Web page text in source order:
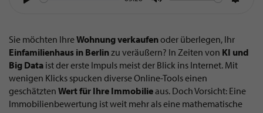
Sie möchten IhreWohnung verkaufenoder überlegen, Ihr
Einfamilienhaus in Berlinzu veräußern? In Zeiten von KI und
Big Data ist der erste Impuls meist der Blick ins Internet. Mit
wenigen Klicks spucken diverse Online-Tools einen
geschätzten Wert für Ihre Immobilieaus. Doch Vorsicht: Eine
Immobilienbewertung ist weit mehr als eine mathematische